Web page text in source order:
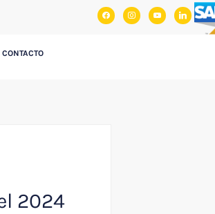
facebookinstagram
youtubelinkedin
CONTACTO
2024